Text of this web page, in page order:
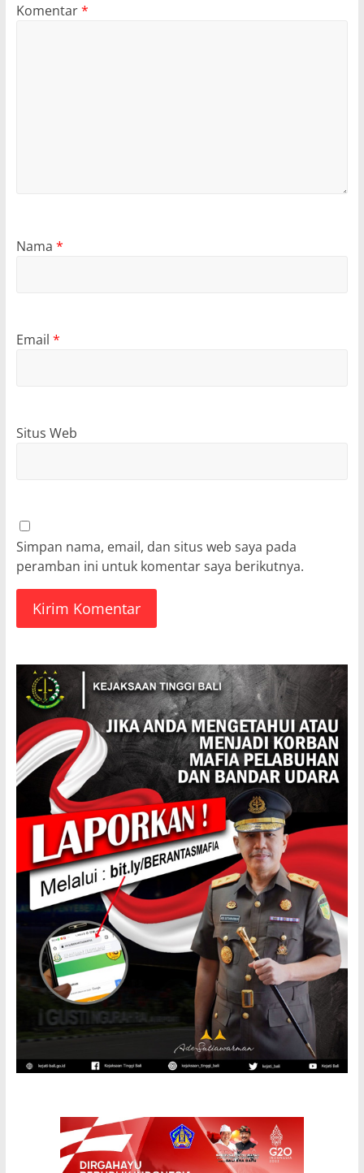
Komentar*
Nama *
Email *
Situs Web
Simpan nama, email, dan situs web saya pada
peramban ini untuk komentar saya berikutnya.